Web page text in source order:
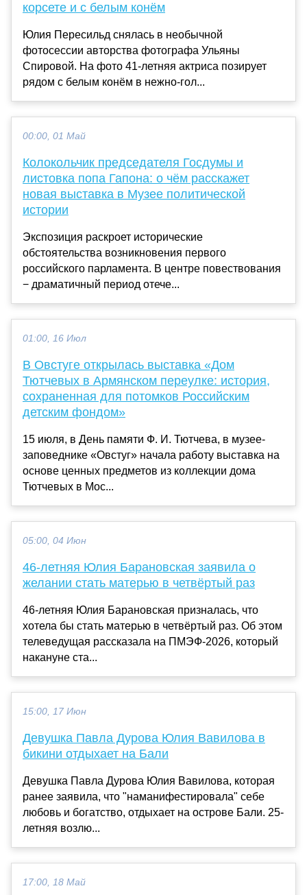
корсете и с белым конём
Юлия Пересильд снялась в необычной
фотосессии авторства фотографа Ульяны
Спировой. На фото 41-летняя актриса позирует
рядом с белым конём в нежно-гол...
00:00, 01 Май
Колокольчик председателя Госдумы и
листовка попа Гапона: о чём расскажет
новая выставка в Музее политической
истории
Экспозиция раскроет исторические
обстоятельства возникновения первого
российского парламента. В центре повествования
− драматичный период отече...
01:00, 16 Июл
В Овстуге открылась выставка «Дом
Тютчевых в Армянском переулке: история,
сохраненная для потомков Российским
детским фондом»
15 июля, в День памяти Ф. И. Тютчева, в музее-
заповеднике «Овстуг» начала работу выставка на
основе ценных предметов из коллекции дома
Тютчевых в Мос...
05:00, 04 Июн
46-летняя Юлия Барановская заявила о
желании стать матерью в четвёртый раз
46-летняя Юлия Барановская призналась, что
хотела бы стать матерью в четвёртый раз. Об этом
телеведущая рассказала на ПМЭФ-2026, который
накануне ста...
15:00, 17 Июн
Девушка Павла Дурова Юлия Вавилова в
бикини отдыхает на Бали
Девушка Павла Дурова Юлия Вавилова, которая
ранее заявила, что "наманифестировала" себе
любовь и богатство, отдыхает на острове Бали. 25-
летняя возлю...
17:00, 18 Май